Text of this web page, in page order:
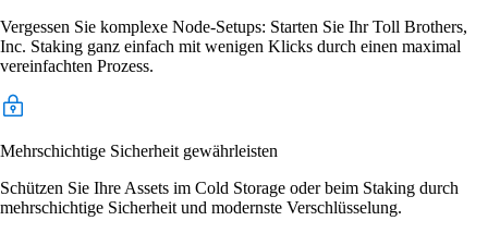
Vergessen Sie komplexe Node-Setups: Starten Sie Ihr Toll Brothers,
Inc. Staking ganz einfach mit wenigen Klicks durch einen maximal
vereinfachten Prozess.
Mehrschichtige Sicherheit gewährleisten
Schützen Sie Ihre Assets im Cold Storage oder beim Staking durch
mehrschichtige Sicherheit und modernste Verschlüsselung.